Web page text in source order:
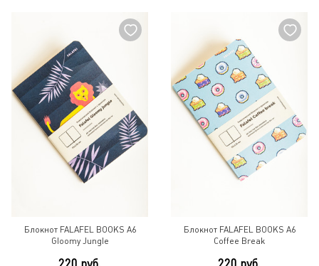
Блокнот FALAFEL BOOKS A6
Gloomy Jungle
Блокнот FALAFEL BOOKS A6
Coffee Break